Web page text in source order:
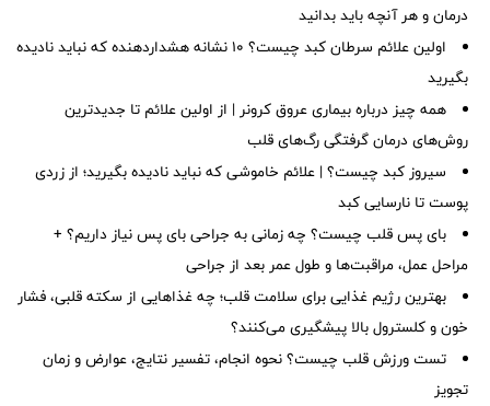
درمان و هر آنچه باید بدانید
اولین علائم سرطان کبد چیست؟ ۱۰ نشانه هشداردهنده که نباید نادیده
بگیرید
همه چیز درباره بیماری عروق کرونر | از اولین علائم تا جدیدترین
روش‌های درمان گرفتگی رگ‌های قلب
سیروز کبد چیست؟ | علائم خاموشی که نباید نادیده بگیرید؛ از زردی
پوست تا نارسایی کبد
بای پس قلب چیست؟ چه زمانی به جراحی بای پس نیاز داریم؟ +
مراحل عمل، مراقبت‌ها و طول عمر بعد از جراحی
بهترین رژیم غذایی برای سلامت قلب؛ چه غذاهایی از سکته قلبی، فشار
خون و کلسترول بالا پیشگیری می‌کنند؟
تست ورزش قلب چیست؟ نحوه انجام، تفسیر نتایج، عوارض و زمان
تجویز